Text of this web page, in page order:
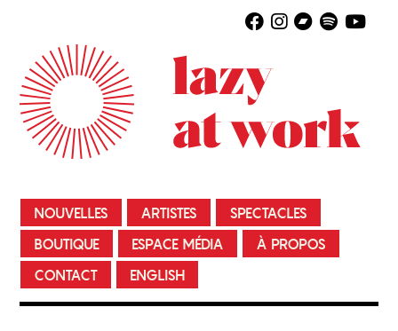
NOUVELLES ARTISTES
SPECTACLES
BOUTIQUE
ESPACE MÉDIA
À PROPOS
CONTACT
ENGLISH